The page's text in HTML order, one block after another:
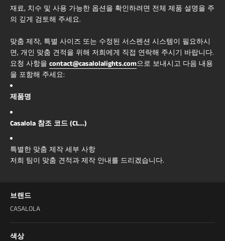
갓 램프는 어떤 방의 분위기든 한층 고급스럽게 만
듭니다.
현대적인 침대 옆 조명, 산업적 악센트 램프, 거실
용 우아한 램프
재료, 치수 및 사용 가능한 옵션을 확인하려면 전체 제품 설명을 주
의 깊게 검토해 주세요.
맞춤 제작, 특별 사이즈 또는 수정된 서스펜션 시스템이 필요하시
면, 개인 맞춤 견적을 위해 저희에게 직접 연락해 주시기 바랍니다.
요청 사항을 contact@casalolalights.com으로 보내시고 다음 내용
을 포함해 주세요:
제품명
Casalola 참조 코드 (CL…)
특별한 맞춤 제작 세부 사항
저희 팀이 맞춤 견적과 제작 안내를 드리겠습니다.
브랜드
CASALOLA
색상